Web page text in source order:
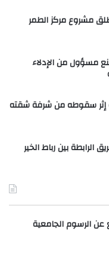
مشروع مركز الطمر
مسؤول من الإدلاء
سقوطه من شرفة شقته
بين رباط الخير
عن الرسوم الجامعية